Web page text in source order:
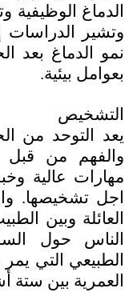
الدماغ
وتشير الدراسات
نمو الدماغ بعد
بعوامل بيئية.
التشخيص
يعد التوحد من
والفهم من قبل
مهارات عالية
اجل تشخيصها.
العائلة وبين
الناس حول
الطبيعي التي
العمرية بين